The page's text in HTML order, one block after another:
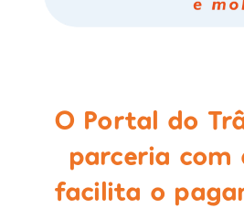
O Portal do
parceria com
facilita o